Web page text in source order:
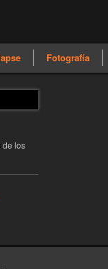
Fotografía
de los